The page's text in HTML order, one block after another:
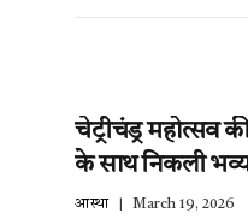
चेट्रीचंड्र
के साथ निकली भव्य
आस्था March 19, 2026